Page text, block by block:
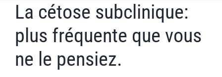
bascule
ACCUEIL
NOS SERVICES
QUI SOMMES NOUS
La cétose subclinique:
plus fréquente que vous
ne le pensiez.